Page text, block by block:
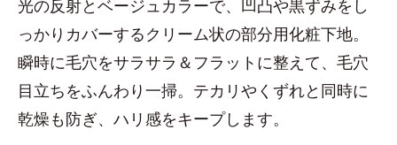
光の反射とベージュカラーで、凹凸や黒ずみをし
っかりカバーするクリーム状の部分用化粧下地。
瞬時に毛穴をサラサラ＆フラットに整えて、毛穴
目立ちをふんわり一掃。テカリやくずれと同時に
乾燥も防ぎ、ハリ感をキープします。